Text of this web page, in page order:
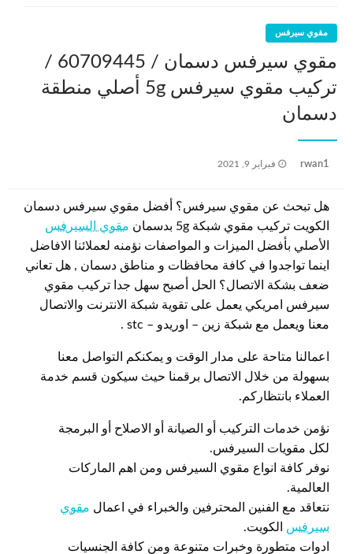
مقوي سيرفس
مقوي سيرفس دسمان / 60709445 /
تركيب مقوي سيرفس 5g أصلي منطقة
دسمان
rwan1
نُشر
فبراير 9, 2021
هل تبحث عن مقوي سيرفس؟ أفضل مقوي سيرفس دسمان
الكويت تركيب مقوي شبكة 5g بدسمان
مقوي السيرفس
الأصلي بأفضل الميزات و المواصفات نؤمنه لعملائنا الافاضل
اينما تواجدوا في كافة محافظات و مناطق دسمان , هل تعاني
ضعف بشكة الاتصال؟ الحل أصبح سهل جدا تركيب مقوي
سيرفس امريكي يعمل على تقوية شبكة الانترنت والاتصال
معنا ويعمل مع شبكة زين – اوريدو – stc .
اعمالنا متاحة على مدار الوقت و يمكنكم التواصل معنا
بسهولة من خلال الاتصال برقمنا حيث سيكون قسم خدمة
العملاء بانتظاركم.
نؤمن خدمات التركيب أو الصيانة أو الاصلاح أو البرمجة
لكل مقويات السيرفس.
نوفر كافة انواع مقوي السيرفس ومن اهم الماركات
العالمية.
نتعاقد مع الفنين المحترفين والخبراء في اعمال مقوي
سيرفس الكويت.
ادوات متطورة وخبرات متنوعة ومن كافة الجنسيات